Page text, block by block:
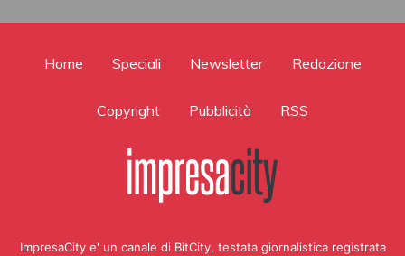
Home Speciali Newsletter Redazione
Copyright Pubblicità RSS
ImpresaCity e' un canale di BitCity, testata giornalistica registrata